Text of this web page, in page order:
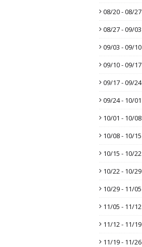
08/20 - 08/27
08/27 - 09/03
09/03 - 09/10
09/10 - 09/17
09/17 - 09/24
09/24 - 10/01
10/01 - 10/08
10/08 - 10/15
10/15 - 10/22
10/22 - 10/29
10/29 - 11/05
11/05 - 11/12
11/12 - 11/19
11/19 - 11/26